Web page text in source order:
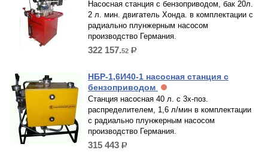
Насосная станция с бензоприводом, бак 20л.
2 л. мин. двигатель Хонда. в комплектации с
радиально плунжерным насосом
производство Германия.
322 157.52 р.
НБР-1,6И40-1 насосная станция с
бензоприводом
Станция насосная 40 л. с 3х-поз.
распределителем, 1,6 л/мин в комплектации
с радиально плунжерным насосом
производство Германия.
315 443 р.